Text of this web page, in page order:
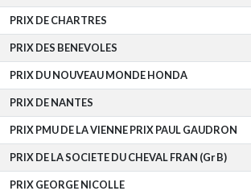
PRIX DE CHARTRES
PRIX DES BENEVOLES
PRIX DU NOUVEAU MONDE HONDA
PRIX DE NANTES
PRIX PMU DE LA VIENNE PRIX PAUL GAUDRON
PRIX DE LA SOCIETE DU CHEVAL FRAN (Gr B)
PRIX GEORGE NICOLLE